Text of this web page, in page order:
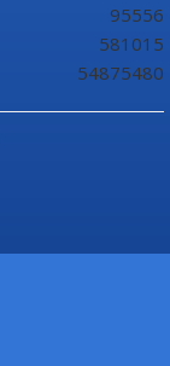
95556
581015
54875480